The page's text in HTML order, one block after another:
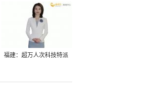
节有福电影巡展31日启动
福建：超万人次科技特派